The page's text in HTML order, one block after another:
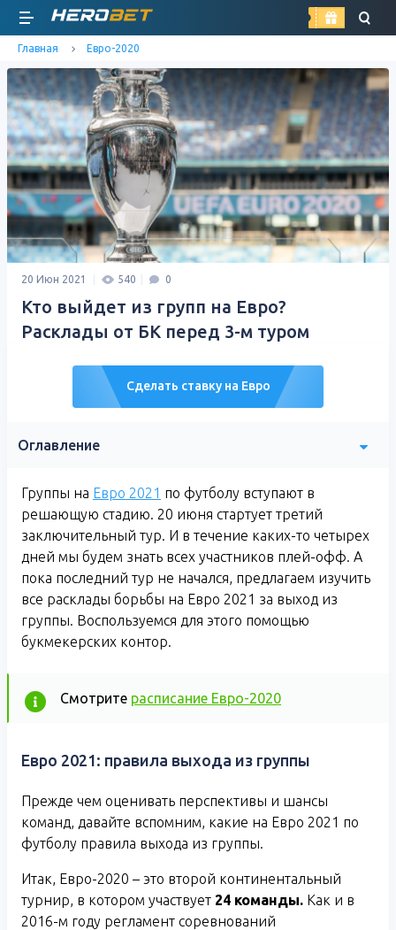
найти
Главная Евро-2020
20 Июн 2021 540 0
Кто выйдет из групп на Евро?
Расклады от БК перед 3-м туром
Сделать ставку на Евро
Оглавление
Группы на Евро 2021 по футболу вступают в
решающую стадию. 20 июня стартует третий
заключительный тур. И в течение каких-то четырех
дней мы будем знать всех участников плей-офф. А
пока последний тур не начался, предлагаем изучить
все расклады борьбы на Евро 2021 за выход из
группы. Воспользуемся для этого помощью
букмекерских контор.
Смотрите расписание Евро-2020
Евро 2021: правила выхода из группы
Прежде чем оценивать перспективы и шансы
команд, давайте вспомним, какие на Евро 2021 по
футболу правила выхода из группы.
Итак, Евро-2020 – это второй континентальный
турнир, в котором участвует 24 команды. Как и в
2016-м году регламент соревнований